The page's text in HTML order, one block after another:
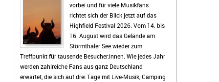
vorbei und für viele Musikfans
richtet sich der Blick jetzt auf das
Highfield Festival 2026. Vom 14. bis
16. August wird das Gelände am
Störmthaler See wieder zum
Treffpunkt für tausende Besucher:innen. Wie jedes Jahr
werden zahlreiche Fans aus ganz Deutschland
erwartet, die sich auf drei Tage mit Live-Musik, Camping